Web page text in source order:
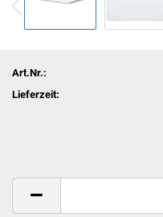
Art.Nr.:
Lieferzeit: